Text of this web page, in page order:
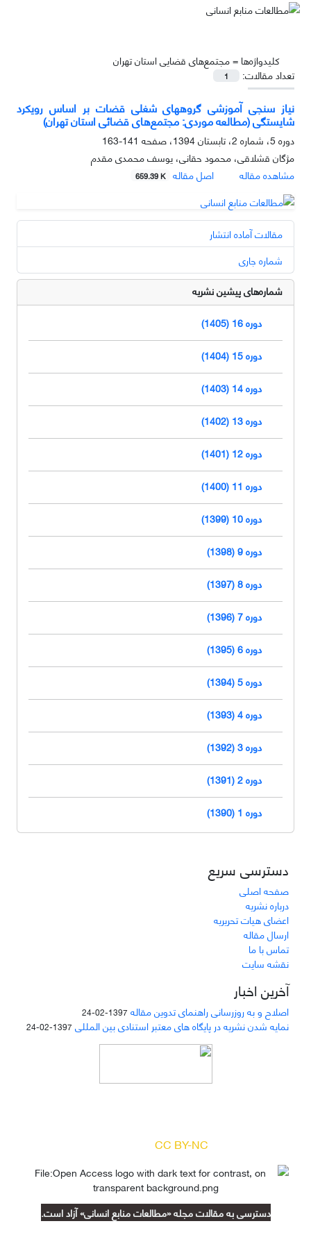
کلیدواژه‌ها =مجتمع‌های قضایی استان تهران
تعداد مقالات:
1
نیاز سنجی آموزشی گروههای شغلی قضات بر اساس رویکرد
شایستگی (مطالعه موردی: مجتمع‌های قضائی استان تهران)
دوره 5، شماره 2، تابستان 1394، صفحه
141-163
مژگان قشلاقی، محمود حقانی، یوسف محمدی مقدم
مشاهده مقاله
اصل مقاله 659.39 K
مقالات آماده انتشار
شماره جاری
شماره‌های پیشین نشریه
دوره 16 (1405)
دوره 15 (1404)
دوره 14 (1403)
دوره 13 (1402)
دوره 12 (1401)
دوره 11 (1400)
دوره 10 (1399)
دوره 9 (1398)
دوره 8 (1397)
دوره 7 (1396)
دوره 6 (1395)
دوره 5 (1394)
دوره 4 (1393)
دوره 3 (1392)
دوره 2 (1391)
دوره 1 (1390)
دسترسی سریع
صفحه اصلی
درباره نشریه
اعضای هیات تحریریه
ارسال مقاله
تماس با ما
نقشه سایت
آخرین اخبار
اصلاح و به روزرسانی راهنمای تدوین مقاله 1397-02-24
نمایه شدن نشریه در پایگاه های معتبر استنادی بین المللی 1397-02-24
CC BY-NC
دسترسی به مقالات مجله «مطالعات منابع انسانی» آزاد است.